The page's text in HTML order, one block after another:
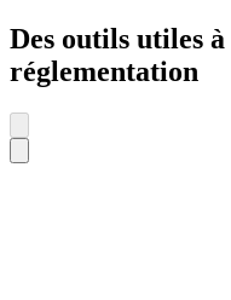
Des outils utiles
réglementation